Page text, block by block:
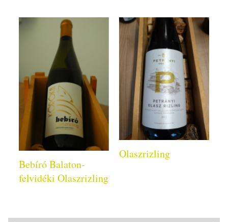
Bebíró Balaton-
felvidéki Olaszrizling
Olaszrizling